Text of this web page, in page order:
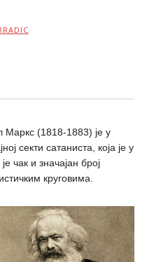
Маркс (1818-1883) је у
секти сатаниста, која је у
чак и значајан број
круговима.